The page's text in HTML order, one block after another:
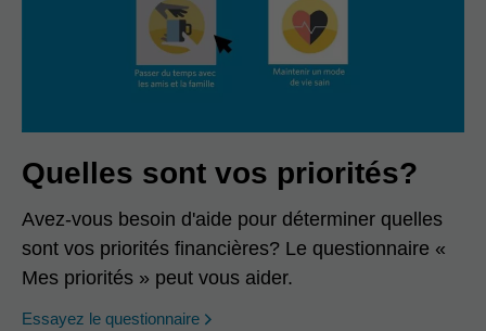
Quelles sont vos priorités?
Avez-vous besoin d'aide pour déterminer quelles
sont vos priorités financières? Le questionnaire «
Mes priorités » peut vous aider.
Essayez le questionnaire opens in a new window